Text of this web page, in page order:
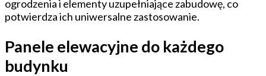
ogrodzenia i elementy uzupełniające zabudowę, co
potwierdza ich uniwersalne zastosowanie.
Panele elewacyjne do każdego
budynku